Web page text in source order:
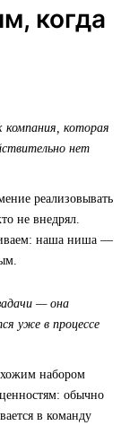
когда
которая
нет
реализовывать
не внедрял.
наша ниша —
— она
уже в процессе
набором
обычно
в команду